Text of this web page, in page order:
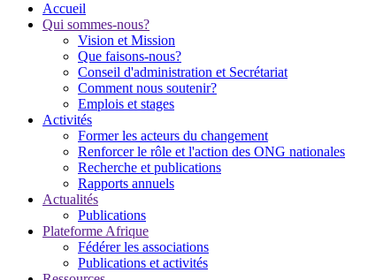
Accueil
Qui sommes-nous?
Vision et Mission
Que faisons-nous?
Conseil d'administration et Secrétariat
Comment nous soutenir?
Emplois et stages
Activités
Former les acteurs du changement
Renforcer le rôle et l'action des ONG nationales
Recherche et publications
Rapports annuels
Actualités
Publications
Plateforme Afrique
Fédérer les associations
Publications et activités